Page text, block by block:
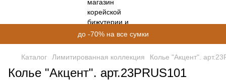
до -70% на все сумки
Каталог Лимитированная коллекция Колье "Акцент".
Колье "Акцент". арт.23PRUS101